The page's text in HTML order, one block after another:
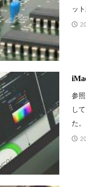
ッ
参
し
た。